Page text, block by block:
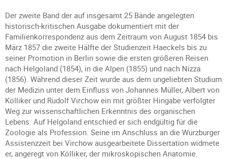
Der zweite Band der auf insgesamt 25 Bände angelegten
historisch-kritischen Ausgabe dokumentiert mit der
Familienkorrespondenz aus dem Zeitraum von August 1854 bis
März 1857 die zweite Hälfte der Studienzeit Haeckels bis zu
seiner Promotion in Berlin sowie die ersten größeren Reisen
nach Helgoland (1854), in die Alpen (1855) und nach Nizza
(1856). Während dieser Zeit wurde aus dem ungeliebten Studium
der Medizin unter dem Einfluss von Johannes Müller, Albert von
Kölliker und Rudolf Virchow ein mit größter Hingabe verfolgter
Weg zur wissenschaftlichen Erkenntnis des organischen
Lebens. Auf Helgoland entschied er sich endgültig für die
Zoologie als Profession. Seine im Anschluss an die Würzburger
Assistenzzeit bei Virchow ausgearbeitete Dissertation widmete
er, angeregt von Kölliker, der mikroskopischen Anatomie.